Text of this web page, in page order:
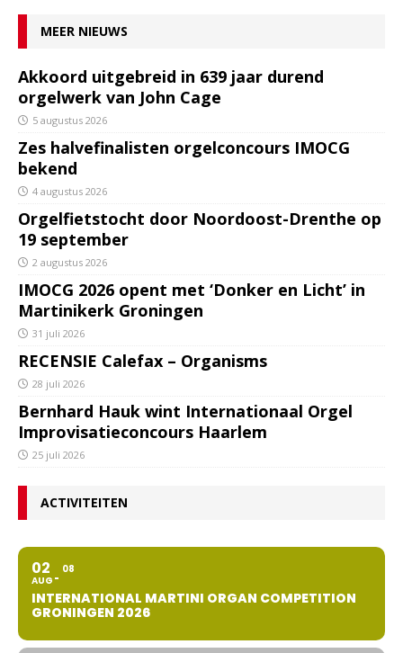
MEER NIEUWS
Akkoord uitgebreid in 639 jaar durend
orgelwerk van John Cage
5 augustus 2026
Zes halvefinalisten orgelconcours IMOCG
bekend
4 augustus 2026
Orgelfietstocht door Noordoost-Drenthe op
19 september
2 augustus 2026
IMOCG 2026 opent met ‘Donker en Licht’ in
Martinikerk Groningen
31 juli 2026
RECENSIE Calefax – Organisms
28 juli 2026
Bernhard Hauk wint Internationaal Orgel
Improvisatieconcours Haarlem
25 juli 2026
ACTIVITEITEN
02
AUG
08
INTERNATIONAL MARTINI ORGAN COMPETITION
GRONINGEN 2026